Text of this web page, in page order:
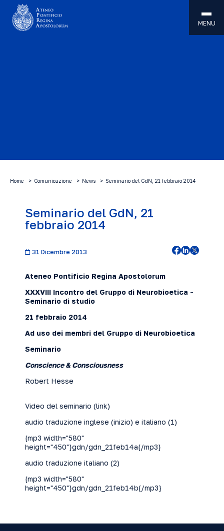
MENU
Home Comunicazione News Seminario del GdN, 21 febbraio 2014
Seminario del GdN, 21
febbraio 2014
31 Dicembre 2013
Ateneo Pontificio Regina Apostolorum
XXXVIII Incontro del Gruppo di Neurobioetica -
Seminario di studio
21 febbraio 2014
Ad uso dei membri del Gruppo di Neurobioetica
Seminario
Conscience & Consciousness
Robert Hesse
Video del seminario (link)
audio traduzione inglese (inizio) e italiano (1)
{mp3 width="580"
height="450"}gdn/gdn_21feb14a{/mp3}
audio traduzione italiano (2)
{mp3 width="580"
height="450"}gdn/gdn_21feb14b{/mp3}